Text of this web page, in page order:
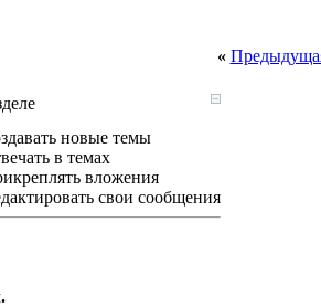
«
новые темы
в темах
вложения
свои сообщения